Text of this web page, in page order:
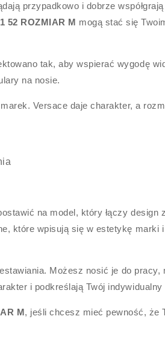
przypadkowo i dobrze współgrają
52 ROZMIAR M mogą stać się
tak, aby wspierać wygodę
na nosie.
Versace daje charakter, a
na model, który łączy design z
które wpisują się w estetykę marki i
Możesz nosić je do pracy,
i podkreślają Twój indywidualny
M, jeśli chcesz mieć pewność, że